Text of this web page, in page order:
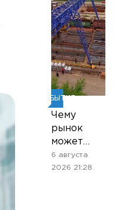
СОБЫТИЯ
Чему
рынок
может
научиться
у
6 августа
2026 21:28